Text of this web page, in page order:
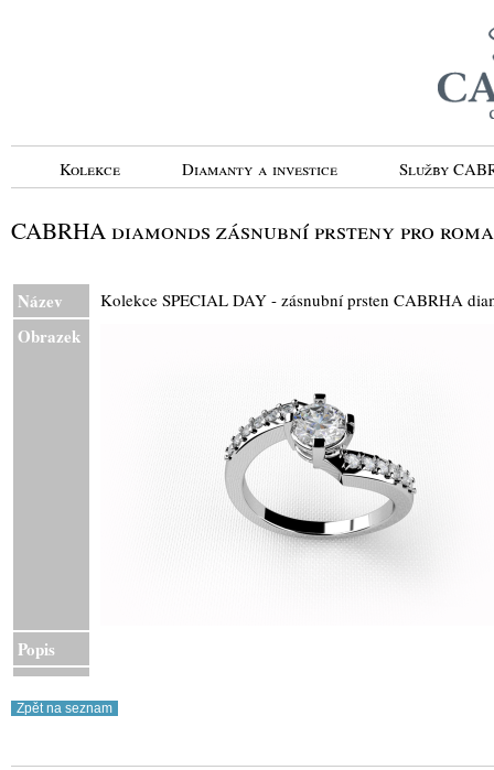
Kolekce Diamanty a investice Služby
CABRHA diamonds zásnubní prsteny pro
Název Kolekce SPECIAL DAY - zásnubní prsten CABRHA
Obrazek
Popis